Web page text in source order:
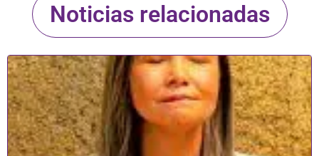
Noticias relacionadas